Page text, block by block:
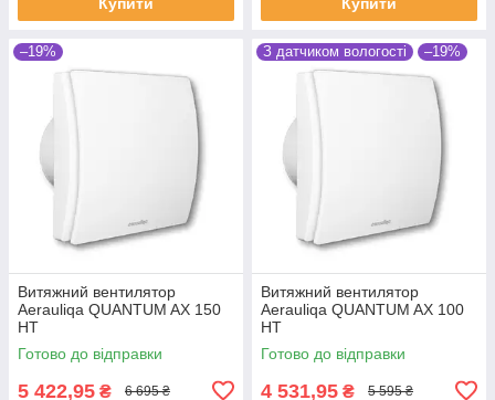
–19%
Витяжний вентилятор
Aerauliqa QUANTUM AX 150
HT
Готово до відправки
5 422,95 ₴ 6 695 ₴
З датчиком вологості –19%
Витяжний вентилятор
Aerauliqa QUANTUM AX 100
HT
Готово до відправки
4 531,95 ₴ 5 595 ₴